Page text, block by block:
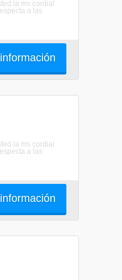
la ms cordial
a las
la ms cordial
a las